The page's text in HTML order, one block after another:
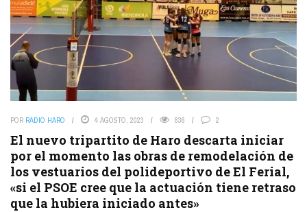
POR RADIO HARO 4 AGOSTO, 2023 836 2
El nuevo tripartito de Haro descarta iniciar
por el momento las obras de remodelación de
los vestuarios del polideportivo de El Ferial,
«si el PSOE cree que la actuación tiene retraso
que la hubiera iniciado antes»